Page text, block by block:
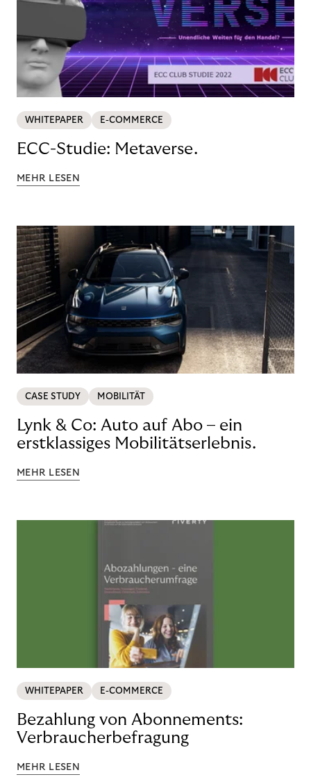
WHITEPAPER E-COMMERCE
ECC-Studie: Metaverse.
MEHR LESEN
CASE STUDY MOBILITÄT
Lynk & Co: Auto auf Abo – ein
erstklassiges Mobilitätserlebnis.
MEHR LESEN
WHITEPAPER E-COMMERCE
Bezahlung von Abonnements:
Verbraucherbefragung
MEHR LESEN